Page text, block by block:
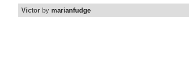
Victor by marianfudge